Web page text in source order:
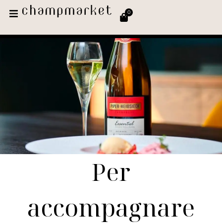
0
Per
accompagnare